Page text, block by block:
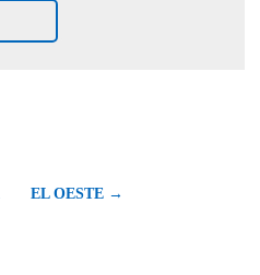
EL OESTE →